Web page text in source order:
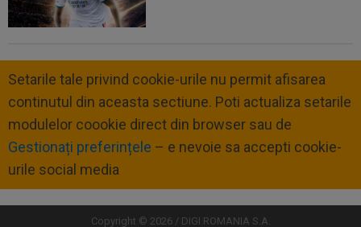
Setarile tale privind cookie-urile nu permit afisarea
continutul din aceasta sectiune. Poti actualiza setarile
modulelor coookie direct din browser sau de
Gestionați preferințele – e nevoie sa accepti cookie-
urile social media
Copyright © 2026 / DIGI ROMANIA S.A.